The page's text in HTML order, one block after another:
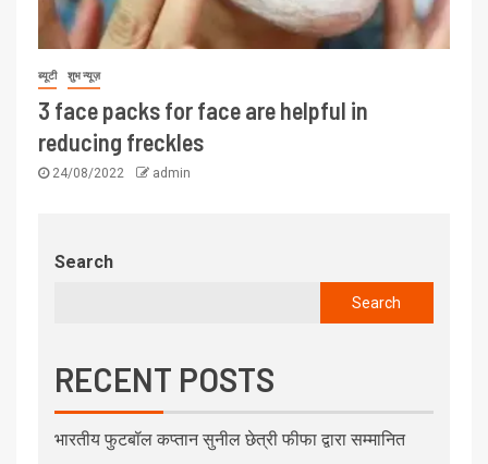
ब्यूटी शुभ न्यूज़
3 face packs for face are helpful in
reducing freckles
24/08/2022 admin
Search
Search
RECENT POSTS
भारतीय फुटबॉल कप्तान सुनील छेत्री फीफा द्वारा सम्मानित